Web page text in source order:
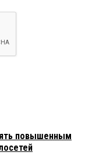
повышенным